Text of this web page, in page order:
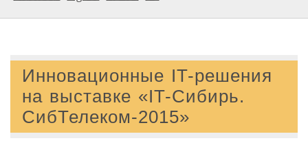
Инновационные IT-решения
на выставке «IT-Сибирь.
СибТелеком-2015»